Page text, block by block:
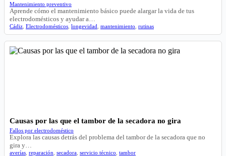
Mantenimiento preventivo
Aprende cómo el mantenimiento básico puede alargar la vida de tus
electrodomésticos y ayudar a…
Cádiz Electrodomésticos longevidad mantenimiento rutinas
Causas por las que el tambor de la secadora no gira
Fallos por electrodoméstico
Explora las causas detrás del problema del tambor de la secadora que no
gira y…
averías reparación secadora servicio técnico tambor